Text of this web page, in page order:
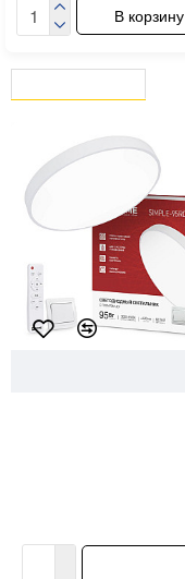
В корзину